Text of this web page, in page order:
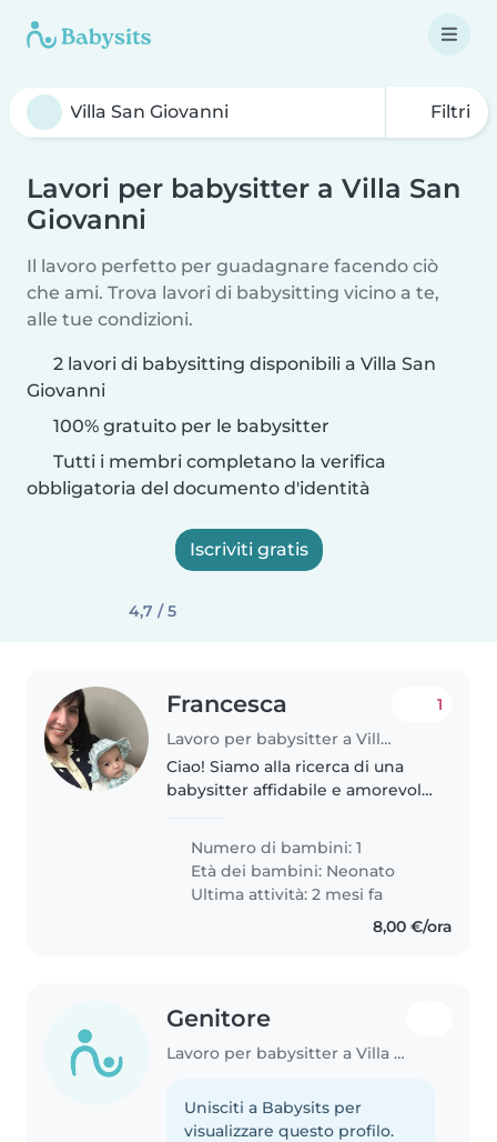
Filtri
Lavori per babysitter a Villa San
Giovanni
Il lavoro perfetto per guadagnare facendo ciò
che ami. Trova lavori di babysitting vicino a te,
alle tue condizioni.
2 lavori di babysitting disponibili a Villa San
Giovanni
100% gratuito per le babysitter
Tutti i membri completano la verifica
obbligatoria del documento d'identità
Iscriviti gratis
4,7 / 5
Francesca
Lavoro per babysitter a Villa San Giovanni
1
Ciao! Siamo alla ricerca di una
babysitter affidabile e amorevole
di 3 mesi e mezzo molto
energico, intelligente e curioso.
La nostra casa accoglie..
Numero di bambini: 1
Età dei bambini: Neonato
Ultima attività: 2 mesi fa
8,00 €/ora
Genitore
Lavoro per babysitter a Villa San Giovanni
Unisciti a Babysits per
visualizzare questo profilo.